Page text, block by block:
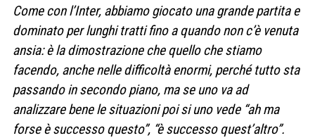
Come con l’Inter, abbiamo giocato una grande partita e
dominato per lunghi tratti fino a quando non c’è venuta
ansia: è la dimostrazione che quello che stiamo
facendo, anche nelle difficoltà enormi, perché tutto sta
passando in secondo piano, ma se uno va ad
analizzare bene le situazioni poi si uno vede “ah ma
forse è successo questo”, “è successo quest’altro”.